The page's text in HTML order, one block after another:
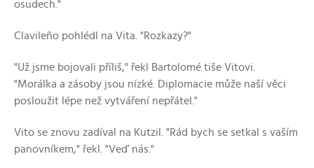
osudech."
Clavileño pohlédl na Vita. "Rozkazy?"
"Už jsme bojovali příliš," řekl Bartolomé tiše Vitovi.
"Morálka a zásoby jsou nízké. Diplomacie může naší věci
posloužit lépe než vytváření nepřátel."
Vito se znovu zadíval na Kutzil. "Rád bych se setkal s vaším
panovníkem," řekl. "Veď nás."